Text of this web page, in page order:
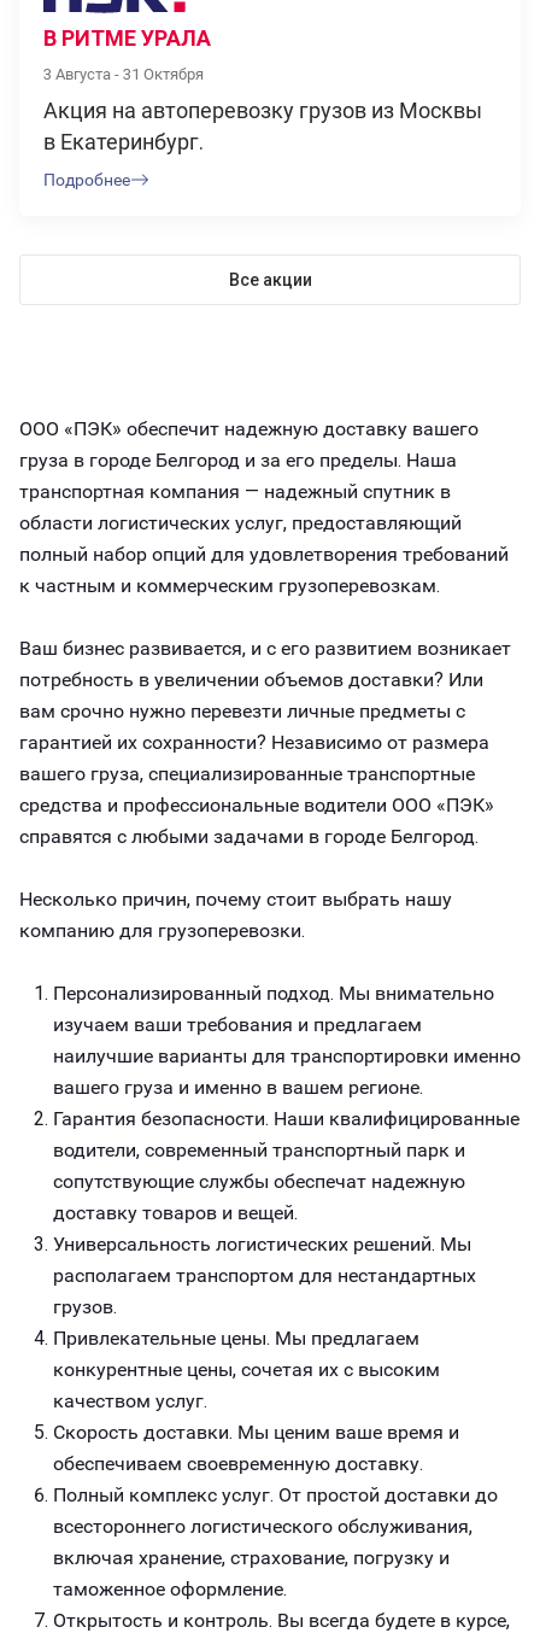
В РИТМЕ УРАЛА
3 Августа - 31 Октября
Акция на автоперевозку грузов из Москвы
в Екатеринбург.
Подробнее
Все акции
ООО «ПЭК» обеспечит надежную доставку вашего
груза в городе Белгород и за его пределы. Наша
транспортная компания — надежный спутник в
области логистических услуг, предоставляющий
полный набор опций для удовлетворения требований
к частным и коммерческим грузоперевозкам.
Ваш бизнес развивается, и с его развитием возникает
потребность в увеличении объемов доставки? Или
вам срочно нужно перевезти личные предметы с
гарантией их сохранности? Независимо от размера
вашего груза, специализированные транспортные
средства и профессиональные водители ООО «ПЭК»
справятся с любыми задачами в городе Белгород.
Несколько причин, почему стоит выбрать нашу
компанию для грузоперевозки.
Персонализированный подход. Мы внимательно
изучаем ваши требования и предлагаем
наилучшие варианты для транспортировки именно
вашего груза и именно в вашем регионе.
Гарантия безопасности. Наши квалифицированные
водители, современный транспортный парк и
сопутствующие службы обеспечат надежную
доставку товаров и вещей.
Универсальность логистических решений. Мы
располагаем транспортом для нестандартных
грузов.
Привлекательные цены. Мы предлагаем
конкурентные цены, сочетая их с высоким
качеством услуг.
Скорость доставки. Мы ценим ваше время и
обеспечиваем своевременную доставку.
Полный комплекс услуг. От простой доставки до
всестороннего логистического обслуживания,
включая хранение, страхование, погрузку и
таможенное оформление.
Открытость и контроль. Вы всегда будете в курсе,